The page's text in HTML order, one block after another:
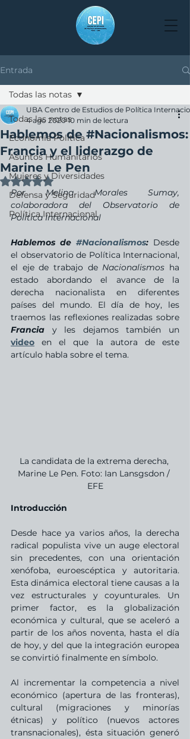
Entrada
Todas las notas
Economía Política
Asuntos Humanitarios
Mujeres y Diversidades
Defensa y Seguridad
Política Internacional
Todas las notas
Hablemos de #Nacionalismos:
Francia y el liderazgo de
Marine Le Pen
UBA Centro de Estudios de Política
4 ago 2020 10 min de lectura
Obtuvo NaN de 5 estrellas.
Por Melina Morales Sumay,
colaboradora del Observatorio de
Política Internacional
Hablemos de #Nacionalismos: Desde
el observatorio de Política Internacional,
el eje de trabajo de Nacionalismos ha
estado abordando el avance de la
derecha nacionalista en diferentes
países del mundo. El día de hoy, les
Francia
video en el que la autora de este
artículo habla sobre el tema.
La candidata de la extrema derecha,
Marine Le Pen. Foto: Ian Lansgsdon /
EFE
Introducción
Desde hace ya varios años, la derecha
radical populista vive un auge electoral
sin precedentes, con una orientación
xenófoba, euroescéptica y autoritaria.
Esta dinámica electoral tiene causas a la
vez estructurales y coyunturales. Un
primer factor, es la globalización
económica y cultural, que se aceleró a
partir de los años noventa, hasta el día
de hoy, y del que la integración europea
se convirtió finalmente en símbolo.
Al incrementar la competencia a nivel
económico (apertura de las fronteras),
cultural (migraciones y minorías
étnicas) y político (nuevos actores
transnacionales), ésta situación generó